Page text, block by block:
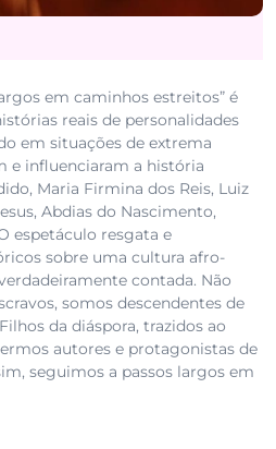
em caminhos estreitos” é
reais de personalidades
em situações de extrema
e influenciaram a história
Maria Firmina dos Reis, Luiz
Abdias do Nascimento,
espetáculo resgata e
sobre uma cultura afro-
contada. Não
somos descendentes de
da diáspora, trazidos ao
autores e protagonistas de
seguimos a passos largos em